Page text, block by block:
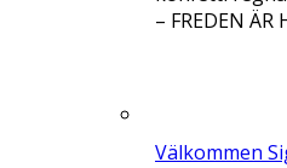
– FREDEN ÄR
Välkommen